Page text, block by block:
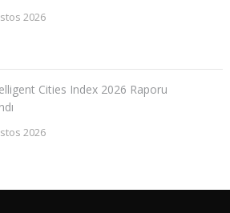
2026
Cities Index 2026 Raporu
2026